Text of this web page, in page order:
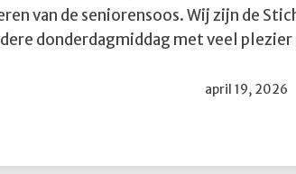
van de seniorensoos. Wij zijn de
donderdagmiddag met veel
Gepubliceerd
april 19, 2026